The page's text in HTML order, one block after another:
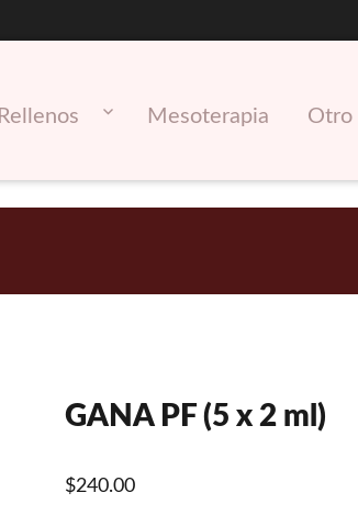
Rellenos Mesoterapia Otro
GANA PF (5 x 2 ml)
$240.00